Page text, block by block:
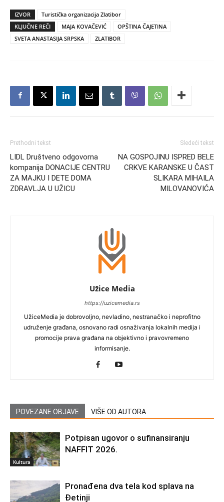
IZVOR
Turistička organizacija Zlatibor
KLJUČNE REČI
MAJA KOVAČEVIĆ
OPŠTINA ČAJETINA
SVETA ANASTASIJA SRPSKA
ZLATIBOR
Prethodni tekst
LIDL Društveno odgovorna
kompanija DONACIJE CENTRU
ZA MAJKU I DETE DOMA
ZDRAVLJA U UŽICU
Sledeći tekst
NA GOSPOJINU ISPRED BELE
CRKVE KARANSKE U ČAST
SLIKARA MIHAILA
MILOVANOVIĆA
Užice Media
https://uzicemedia.rs
UžiceMedia je dobrovoljno, nevladino, nestranačko i neprofitno
udruženje građana, osnovano radi osnaživanja lokalnih medija i
promocije prava građana na objektivno i pravovremeno
informisanje.
POVEZANE OBJAVE VIŠE OD AUTORA
Kultura
Potpisan ugovor o sufinansiranju
NAFFIT 2026.
Pronađena dva tela kod splava na
Đetinji